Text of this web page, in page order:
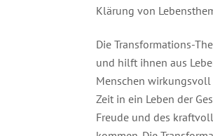
Klärung von
Die Transformations-
und hilft ihnen aus
Menschen
Zeit in ein Leben der
Freude und des